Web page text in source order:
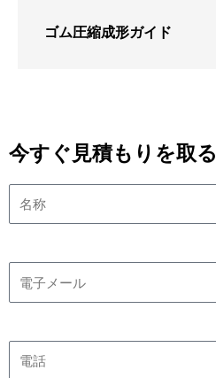
ゴム圧縮成形ガイド
今すぐ見積もりを取る